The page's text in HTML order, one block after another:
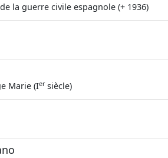
la guerre civile espagnole (+ 1936)
Marie (Iersiècle)